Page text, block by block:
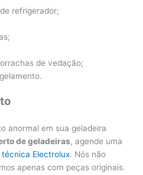
refrigerador;
de vedação;
anormal em sua geladeira
de geladeiras, agende uma
Electrolux. Nós não
apenas com peças originais.